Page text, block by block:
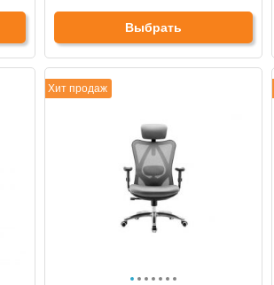
Выбрать
Хит продаж